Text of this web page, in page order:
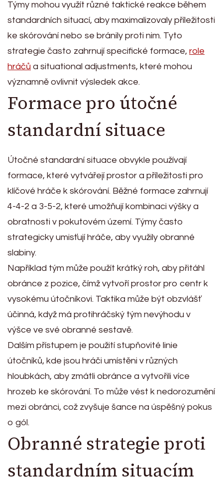
Týmy mohou využít různé taktické reakce během
standardních situací, aby maximalizovaly příležitosti
ke skórování nebo se bránily proti nim. Tyto
strategie často zahrnují specifické formace, role
hráčů a situational adjustments, které mohou
významně ovlivnit výsledek akce.
Formace pro útočné
standardní situace
Útočné standardní situace obvykle používají
formace, které vytvářejí prostor a příležitosti pro
klíčové hráče k skórování. Běžné formace zahrnují
4-4-2 a 3-5-2, které umožňují kombinaci výšky a
obratnosti v pokutovém území. Týmy často
strategicky umisťují hráče, aby využily obranné
slabiny.
Například tým může použít krátký roh, aby přitáhl
obránce z pozice, čímž vytvoří prostor pro centr k
vysokému útočníkovi. Taktika může být obzvlášť
účinná, když má protihráčský tým nevýhodu v
výšce ve své obranné sestavě.
Dalším přístupem je použití stupňovité linie
útočníků, kde jsou hráči umístěni v různých
hloubkách, aby zmátli obránce a vytvořili více
hrozeb ke skórování. To může vést k nedorozumění
mezi obránci, což zvyšuje šance na úspěšný pokus
o gól.
Obranné strategie proti
standardním situacím